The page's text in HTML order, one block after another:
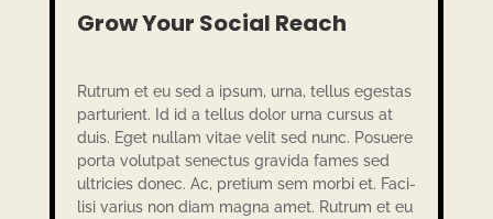
Grow Your Social Reach
Rutrum et eu sed a ipsum, urna, tellus egestas
parturi­ent. Id id a tellus dolor urna cursus at
duis. Eget nullam vitae velit sed nunc. Posu­ere
porta volut­pat senectus gravida fames sed
ultri­cies donec. Ac, pretium sem morbi et. Faci­
lisi varius non diam magna amet. Rutrum et eu